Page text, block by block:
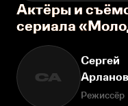
Актёры и
сериала
СА
Сергей
Арланов
Режиссёр